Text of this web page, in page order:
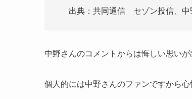
出典：共同通信 セゾン投信、
中野さんのコメントからは悔しい思いが
個人的には中野さんのファンですから